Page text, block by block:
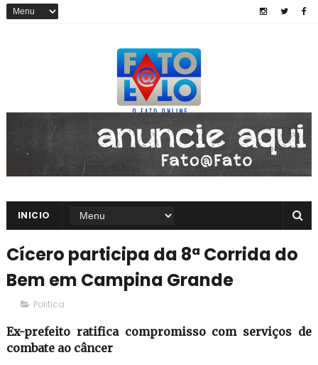
INICIO
Cícero participa da 8ª Corrida do
Bem em Campina Grande
Politica
Ex-prefeito ratifica compromisso com serviços de
combate ao câncer